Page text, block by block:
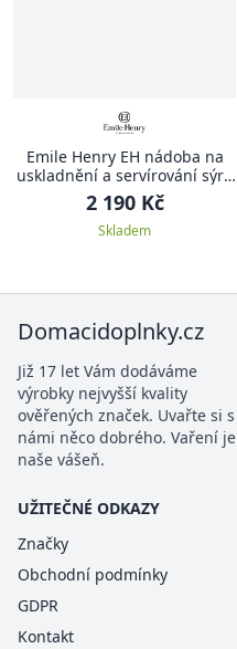
Emile Henry EH nádoba na
uskladnění a servírování sýru
30x20,7x11 cm granátová
(8760)
2 190 Kč
Skladem
Domacidoplnky.cz
Již 17 let Vám dodáváme
výrobky nejvyšší kvality
ověřených značek. Uvařte si s
námi něco dobrého. Vaření je
naše vášeň.
UŽITEČNÉ ODKAZY
Značky
Obchodní podmínky
GDPR
Kontakt